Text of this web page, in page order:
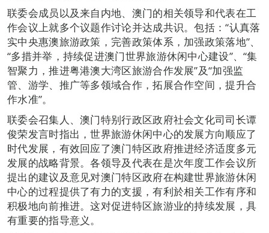
联委会成员以及来自内地、澳门的相关领导和代表在工
作会议上就多个议题作讨论并达成共识。包括：“认真落
实中央惠澳旅游政策，完善政策体系，加强政策落地”、
“多措并举，持续促进澳门世界旅游休闲中心建设”、“集
智聚力，推进粤港澳大湾区旅游合作发展”及“加强监
管、游学、推广等多领域合作，拓展合作空间，提升合
作水准”。
联委会召集人、澳门特别行政区政府社会文化司司长谭
俊荣发言时指出，世界旅游休闲中心的发展方向顺应了
时代发展，有效回应了澳门特区政府推进经济适度多元
发展的战略背景。各领导及代表在是次年度工作会议所
提出的建议及意见对澳门特区政府在构建世界旅游休闲
中心的过程提供了有力的支援，有利於相关工作有序和
积极地向前推进。这对促进特区旅游业的持续发展，具
有重要的指导意义。